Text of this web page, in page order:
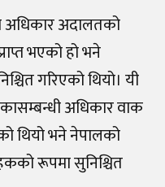
अधिकार अदालतको
भएको हो भने
गरिएको थियो। यी
अधिकार वाक
थियो भने नेपालको
रूपमा सुनिश्चित